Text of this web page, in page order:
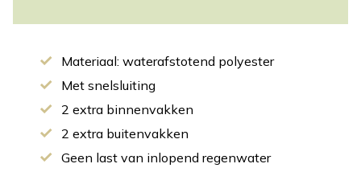
Materiaal: waterafstotend polyester
Met snelsluiting
2 extra binnenvakken
2 extra buitenvakken
Geen last van inlopend regenwater